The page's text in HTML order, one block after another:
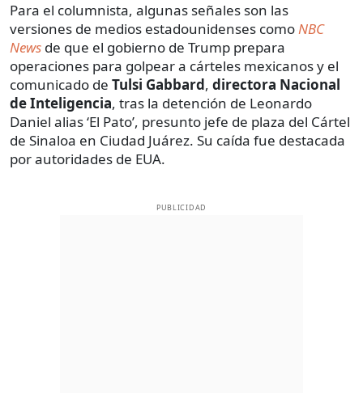
Para el columnista, algunas señales son las
versiones de medios estadounidenses comoNBC
News de que el gobierno de Trump prepara
operaciones para golpear a cárteles mexicanos y el
comunicado de Tulsi Gabbard, directora Nacional
de Inteligencia, tras la detención de Leonardo
Daniel alias ‘El Pato’, presunto jefe de plaza del Cártel
de Sinaloa en Ciudad Juárez. Su caída fue destacada
por autoridades de EUA.
PUBLICIDAD